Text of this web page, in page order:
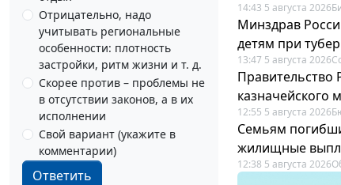
Отрицательно, надо
учитывать региональные
особенности: плотность
застройки, ритм жизни и т. д.
Скорее против – проблемы не
в отсутствии законов, а в их
исполнении
Свой вариант (укажите в
комментарии)
Ответить
14:43 5 августа 2026
Минздрав
детям при
13:47 5 августа 2026
Правительство
казначейского
12:55 5 августа 2026
Семьям
жилищные
12:38 5 августа 2026